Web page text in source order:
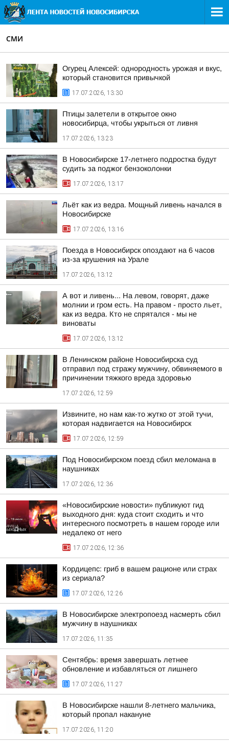
СМИ
Огурец Алексей: однородность урожая и вкус,
который становится привычкой
17.07.2026, 13:30
Птицы залетели в открытое окно
новосибирца, чтобы укрыться от ливня
17.07.2026, 13:23
В Новосибирске 17-летнего подростка будут
судить за поджог бензоколонки
17.07.2026, 13:17
Льёт как из ведра. Мощный ливень начался в
Новосибирске
17.07.2026, 13:16
Поезда в Новосибирск опоздают на 6 часов
из-за крушения на Урале
17.07.2026, 13:12
А вот и ливень... На левом, говорят, даже
молнии и гром есть. На правом - просто льет,
как из ведра. Кто не спрятался - мы не
виноваты
17.07.2026, 13:12
В Ленинском районе Новосибирска суд
отправил под стражу мужчину, обвиняемого в
причинении тяжкого вреда здоровью
17.07.2026, 12:59
Извините, но нам как-то жутко от этой тучи,
которая надвигается на Новосибирск
17.07.2026, 12:59
Под Новосибирском поезд сбил меломана в
наушниках
17.07.2026, 12:36
«Новосибирские новости» публикуют гид
выходного дня: куда стоит сходить и что
интересного посмотреть в нашем городе или
недалеко от него
17.07.2026, 12:36
Кордицепс: гриб в вашем рационе или страх
из сериала?
17.07.2026, 12:26
В Новосибирске электропоезд насмерть сбил
мужчину в наушниках
17.07.2026, 11:35
Сентябрь: время завершать летнее
обновление и избавляться от лишнего
17.07.2026, 11:27
В Новосибирске нашли 8-летнего мальчика,
который пропал накануне
17.07.2026, 11:20